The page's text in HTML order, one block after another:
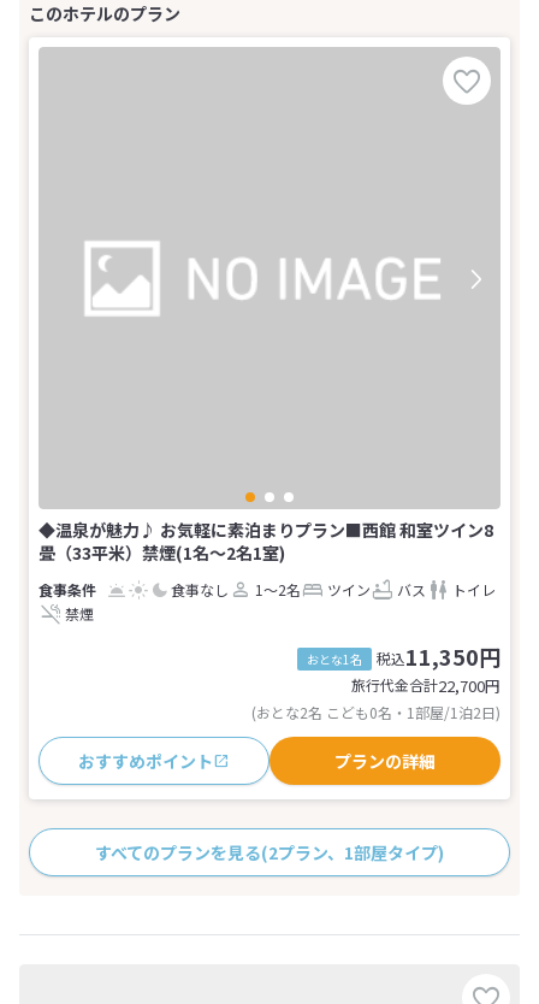
◆温泉が魅力♪ お気軽に素泊まりプラン■西館 和室ツイン8
畳（33平米）禁煙(1名～2名1室)
食事なし 1～2名 ツイン バス
トイレ
禁煙
おとな1名 税込11,350円
旅行代金合計22,700円
(おとな2名 こども0名・1部屋/1泊2日)
おすすめポイント プランの詳細
すべてのプランを見る(2プラン、1部屋タイプ)